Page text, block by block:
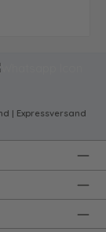
| Expressversand